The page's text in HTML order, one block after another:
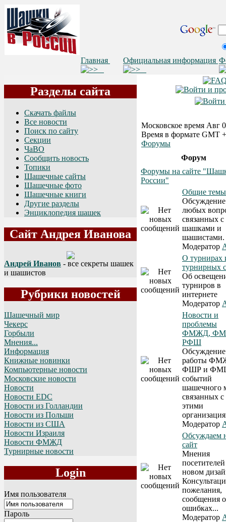
Главная Официальная информация
Разделы сайта
Скачать файлы
Все новости
Поиск по сайту
Секции
ЧаВО
Сообщить новость
Топики
Шашечные сайты
Шашечные фото
Шашечные книги
Другие разделы
Энциклопедия шашек
Сайт Андрея Иванова
Андрей Иванов - все секреты шашек
и шашистов
Рубрики новостей
Шашечный мир
Чекерс
Горбыли
Мнения...
Информация
Книжные новинки
Компьютерные новости
Московские новости
Новости
Новости EDC
Новости из Голландии
Новости из Польши
Новости из США
Новости Израиля
Новости ФМЖД
Турнирные новости
Login
Имя пользователя
Пароль
Московское время Авг
Время в формате GMT
Форумы
Форум
Форумы на сайте
России"
Общие темы
Обсуждение
любых
связанных с
шашками и
шашистами.
Модератор
О турнирах
турнирных
Об
турниров в
интернете
Модератор
Новости и
проблемы
ФМЖД,
РФШ
Обсуждение
работы
ФШР и
событий
шашечного
связанных с
этими
Модератор
Обсуждаем
сайт
Мнения
новом
пожелания,
сообщения
ошибках...
Модератор